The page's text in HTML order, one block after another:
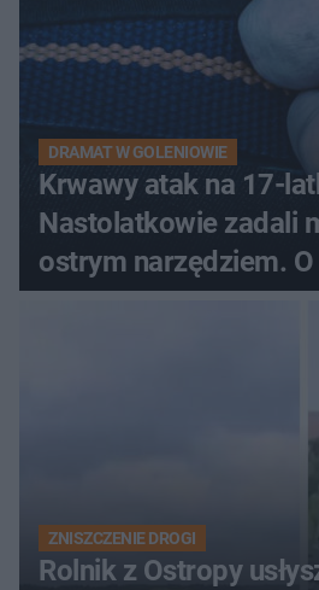
DRAMAT W GOLENIOWIE
Krwawy atak na 17-
Nastolatkowie zadali
ostrym narzędziem.
zdecyduje sąd
ZNISZCZENIE DROGI
Rolnik z Ostropy